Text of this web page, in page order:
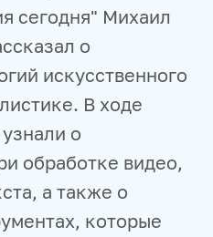
сегодня" Михаил
о
искусственного
В ходе
о
обработке видео,
а также о
которые